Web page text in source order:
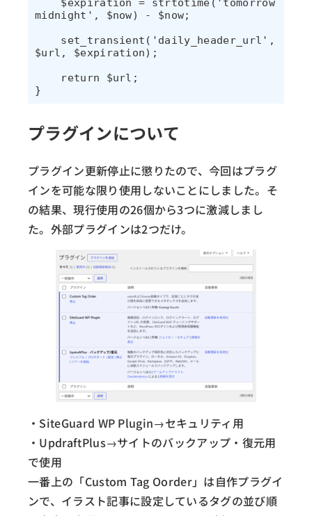
midnight', $now) - $now;
$url, $expiration);
プラグインについて
プラグイン更新停止に懲りたので、今回はプラグ
インを可能な限り使用しないことにしました。そ
の結果、現行使用の26個から3つに激減しまし
た。外部プラグインは2つだけ。
・SiteGuard WP Plugin→セキュリティ用
・UpdraftPlus→サイトのバックアップ・復元用
で使用
一番上の「Custom Tag Oorder」は自作プラグイ
ンで、イラスト記事に設定しているタグの並び順